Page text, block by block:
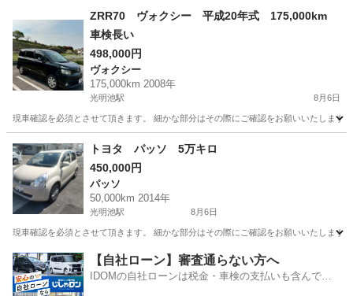
ZRR70 ヴォクシー 平成20年式 175,000km
車検長い
498,000円
ヴォクシー
175,000km 2008年
光明池駅 8月6日
現車確認を必須とさせて頂きます。 細かな部分はその際にご確認をお願いいたしま
大阪 和泉市 光明池駅 ヴォクシー
トヨタ パッソ 5万キロ
450,000円
パッソ
50,000km 2014年
光明池駅 8月6日
現車確認を必須とさせて頂きます。 細かな部分はその際にご確認をお願いいたしま
大阪 和泉市 光明池駅 パッソ
【自社ローン】審査通らない方へ
IDOMの自社ローンは税金・車検の支払いも含んでい